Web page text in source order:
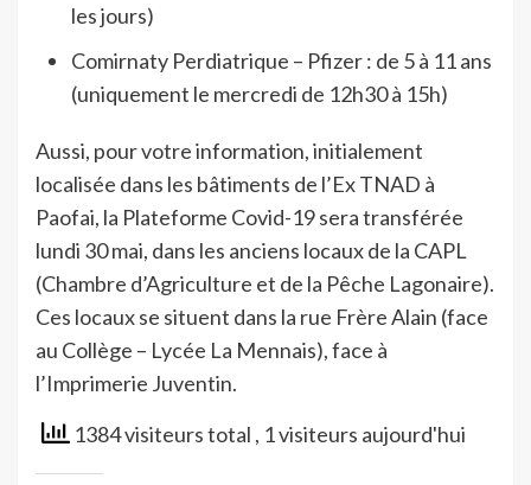
les jours)
Comirnaty Perdiatrique – Pfizer : de 5 à 11 ans
(uniquement le mercredi de 12h30 à 15h)
Aussi, pour votre information, initialement
localisée dans les bâtiments de l’Ex TNAD à
Paofai, la Plateforme Covid-19 sera transférée
lundi 30 mai, dans les anciens locaux de la CAPL
(Chambre d’Agriculture et de la Pêche Lagonaire).
Ces locaux se situent dans la rue Frère Alain (face
au Collège – Lycée La Mennais), face à
l’Imprimerie Juventin.
1384 visiteurs total , 1 visiteurs aujourd'hui